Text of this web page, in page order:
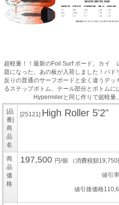
超軽量！！最新のFoil Surf ボード。カイ
題になった、あの板が入荷しました！パ
反りの普通のサーフボードと全く違うデ
るステップボトム、テール部分とボトム
Hypermilerと同じ作りで超軽量
[品
番]
商
品
名
[25121] High Roller 5'2"
商
品
価
格
197,500 円/個 （消費税額
値引
値引後価格